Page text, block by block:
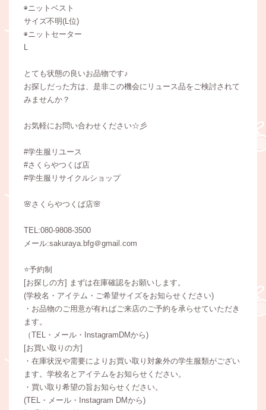
◉ニットベスト
サイズ不明(L位)
◉ニットセーター
とても状態の良いお品物です♪
お探しだった方は、是非この機会にリュース品をご検討されて
みませんか？
お気軽にお問い合わせください☆彡
#学生服リユース
#さくらやつくば店
#学生服リサイクルショップ
🌸さくらやつくば店🌸
TEL:080-9808-3500
メール:sakuraya.bfg＠gmail.com
⭐️予約制
[お探しの方] まずは在庫確認をお願いします。
(学校名・アイテム・ご希望サイズをお知らせください)
・お品物のご用意が有ればご来店のご予約を承らせていただき
ます。
（TEL・メール・InstagramDMから)
[お買い取りの方]
・在庫状況や需要によりお買い取り対象外の学生服類がござい
ます。学校名とアイテムをお知らせください。
・買い取り希望の旨お知らせください。
(TEL・メール・Instagram DMから)